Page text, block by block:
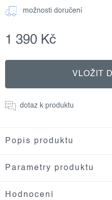
možnosti doručení
1 390 Kč
cena:
VLOŽIT
dotaz k produktu
Popis produktu
Parametry produktu
Hodnocení